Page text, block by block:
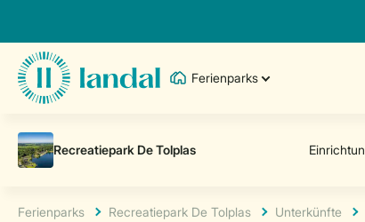
Ferienparks
Ferienparks Recreatiepark De Tolplas Unterkünfte